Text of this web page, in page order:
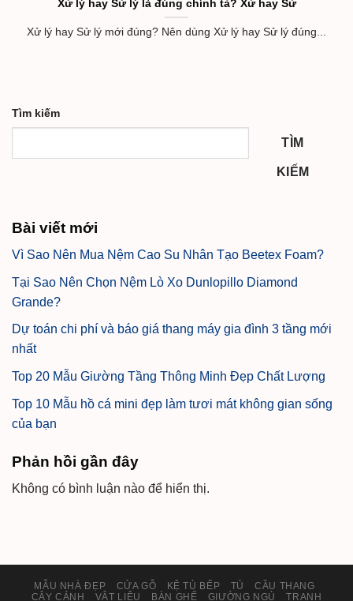
Xử lý hay Sử lý là đúng chính tả? Xử hay Sử
Xử lý hay Sử lý mới đúng? Nên dùng Xử lý hay Sử lý đúng...
Tìm kiếm
TÌM
KIẾM
Bài viết mới
Vì Sao Nên Mua Nệm Cao Su Nhân Tạo Beetex Foam?
Tại Sao Nên Chọn Nệm Lò Xo Dunlopillo Diamond
Grande?
Dự toán chi phí và báo giá thang máy gia đình 3 tầng mới
nhất
Top 20 Mẫu Giường Tầng Thông Minh Đẹp Chất Lượng
Top 10 Mẫu hồ cá mini đẹp làm tươi mát không gian sống
của bạn
Phản hồi gần đây
Không có bình luận nào để hiển thị.
MẪU NHÀ ĐẸP CỬA GỖ KỆ TỦ BẾP TỦ
CẦU THANG
CÂY CẢNH
VẬT LIỆU BÀN GHẾ GIƯỜNG NGỦ TRANH